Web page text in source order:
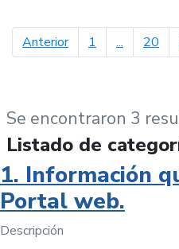
Anteriorpágina anterior
1 ... 20
Se encontraron 3
Listado de
1. Información
Portal web.
Descripción